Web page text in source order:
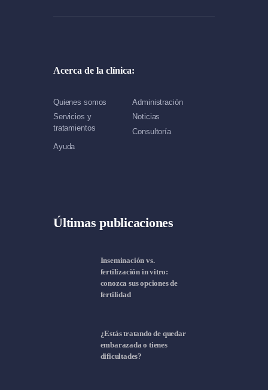
Acerca de la clínica:
Quienes somos
Administración
Servicios y
tratamientos
Noticias
Consultoría
Ayuda
Últimas publicaciones
Inseminación vs.
fertilización in vitro:
conozca sus opciones de
fertilidad
¿Estás tratando de quedar
embarazada o tienes
dificultades?